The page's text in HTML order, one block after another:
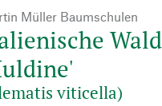
Müller Baumschulen
viticella)